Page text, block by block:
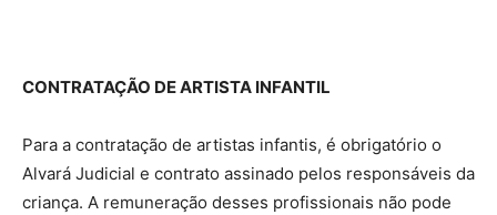
CONTRATAÇÃO DE ARTISTA INFANTIL
Para a contratação de artistas infantis, é obrigatório o
Alvará Judicial e contrato assinado pelos responsáveis da
criança. A remuneração desses profissionais não pode